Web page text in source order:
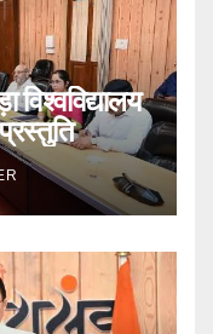
विश्वविद्यालय